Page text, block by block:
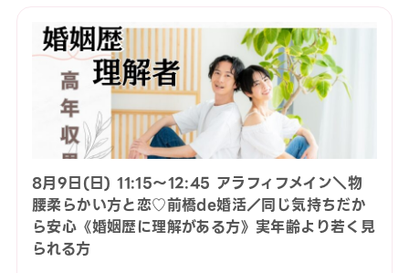
8月9日(日) 11:15〜12:45 アラフィフメイン＼物
腰柔らかい方と恋♡前橋de婚活／同じ気持ちだか
ら安心《婚姻歴に理解がある方》実年齢より若く見
られる方